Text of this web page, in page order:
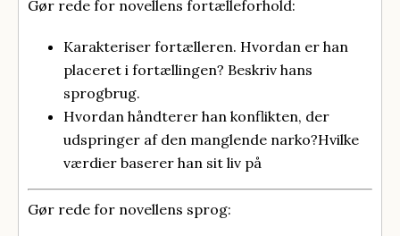
Gør rede for novellens fortælleforhold:
Karakteriser fortælleren. Hvordan er han
placeret i fortællingen? Beskriv hans
sprogbrug.
Hvordan håndterer han konflikten, der
udspringer af den manglende narko?Hvilke
værdier baserer han sit liv på
Gør rede for novellens sprog: